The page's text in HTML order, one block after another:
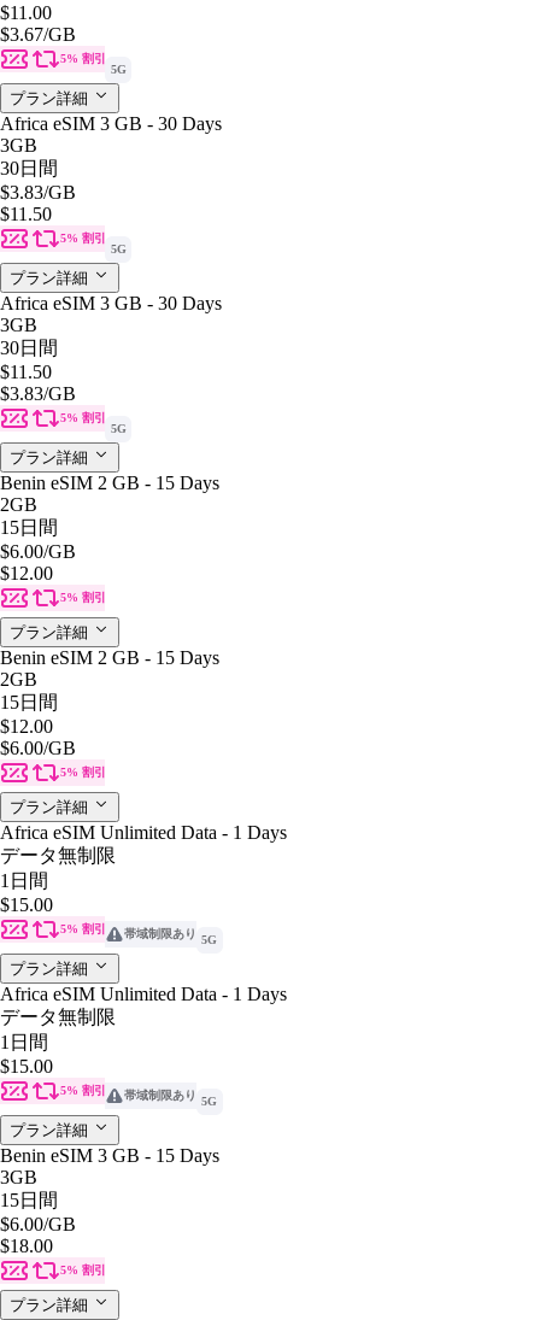
$11.00
$3.67/GB
5% 割引
5G
プラン詳細
Africa eSIM 3 GB - 30 Days
3GB
30日間
$3.83/GB
$11.50
5% 割引
5G
プラン詳細
Africa eSIM 3 GB - 30 Days
3GB
30日間
$11.50
$3.83/GB
5% 割引
5G
プラン詳細
Benin eSIM 2 GB - 15 Days
2GB
15日間
$6.00/GB
$12.00
5% 割引
プラン詳細
Benin eSIM 2 GB - 15 Days
2GB
15日間
$12.00
$6.00/GB
5% 割引
プラン詳細
Africa eSIM Unlimited Data - 1 Days
データ無制限
1日間
$15.00
5% 割引 帯域制限あり 5G
プラン詳細
Africa eSIM Unlimited Data - 1 Days
データ無制限
1日間
$15.00
5% 割引 帯域制限あり 5G
プラン詳細
Benin eSIM 3 GB - 15 Days
3GB
15日間
$6.00/GB
$18.00
5% 割引
プラン詳細